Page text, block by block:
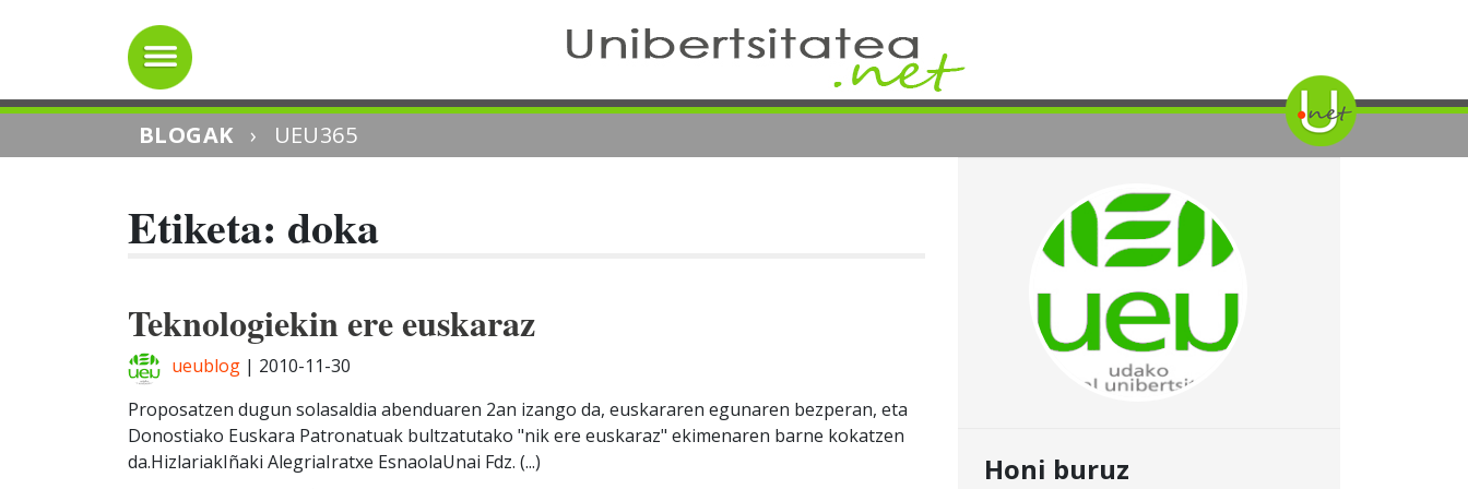
BLOGAK › UEU365
Etiketa: doka
Teknologiekin ere euskaraz
ueublog | 2010-11-30
Proposatzen dugun solasaldia abenduaren 2an izango da, euskararen egunaren bezperan, eta
Donostiako Euskara Patronatuak bultzatutako "nik ere euskaraz" ekimenaren barne kokatzen
da.HizlariakIñaki AlegriaIratxe EsnaolaUnai Fdz. (...)
Honi buruz